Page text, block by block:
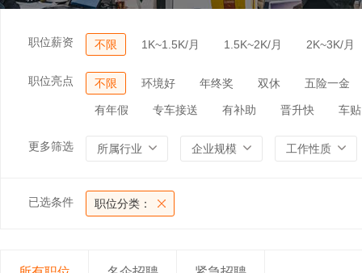
职位薪资 不限 1K~1.5K/月 1.5K~2K/月 2K~3K/月
职位亮点 不限 环境好 年终奖 双休 五险一金
有年假 专车接送 有补助 晋升快 车贴
更多筛选 所属行业 企业规模 工作性质
已选条件 职位分类：